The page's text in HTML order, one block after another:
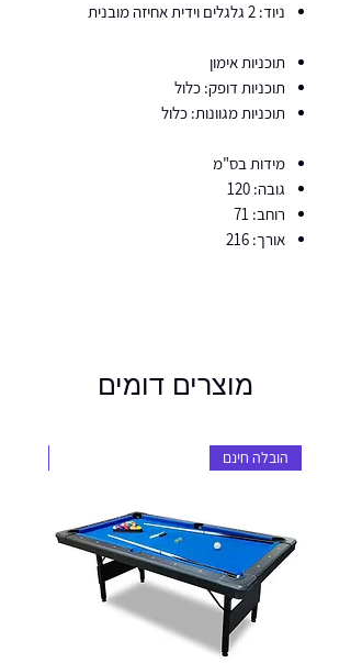
ניוד: 2 גלגלים וידית אחיזה מובנית
תוכניות אימון
תוכניות דופק: כלול
תוכניות מגוונות: כלול
מידות בס"מ
גובה: 120
רוחב: 71
אורך: 216
מוצרים דומים
הובלה חינם